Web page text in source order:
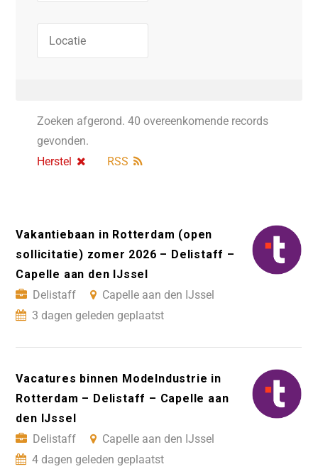
Zoeken afgerond. 40 overeenkomende records
gevonden.
Herstel
RSS
Vakantiebaan in Rotterdam (open
sollicitatie) zomer 2026 – Delistaff –
Capelle aan den IJssel
Delistaff
Capelle aan den IJssel
3 dagen geleden geplaatst
Vacatures binnen ModeIndustrie in
Rotterdam – Delistaff – Capelle aan
den IJssel
Delistaff
Capelle aan den IJssel
4 dagen geleden geplaatst